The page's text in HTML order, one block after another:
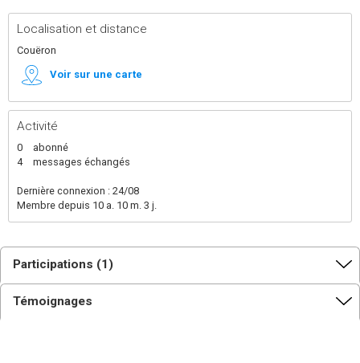
et intelligent (lowtech si possible), etc...
Localisation et distance
Couëron
Voir sur une carte
Activité
0
abonné
4
messages échangés
Dernière connexion : 24/08
Membre depuis 10 a. 10 m. 3 j.
Participations (1)
Témoignages